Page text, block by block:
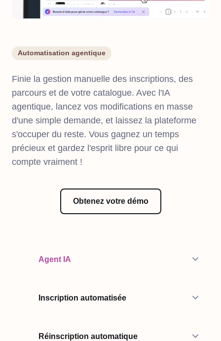
Automatisation agentique
Finie la gestion manuelle des inscriptions, des
parcours et de votre catalogue. Avec l'IA
agentique, lancez vos modifications en masse
d'une simple demande, et laissez la plateforme
s'occuper du reste. Vous gagnez un temps
précieux et gardez l'esprit libre pour ce qui
compte vraiment !
Obtenez votre démo
Agent IA
Inscription automatisée
Réinscription automatique